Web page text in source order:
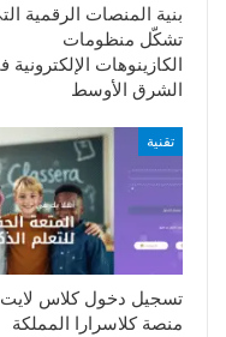
بنية المنصات الرقمية
تشكّل منظومات
الكازينوهات الإلكترونية
الشرق الأوسط
تقنية
تسجيل دخول كلاس لايت |
منصة كلاسرارا المملكة